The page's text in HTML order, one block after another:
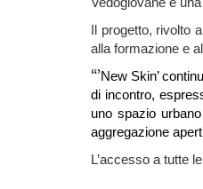
Il progetto, rivolto
alla formazione e
“’New Skin’
di incontro,
uno spazio
aggregazione
L’accesso a tutte